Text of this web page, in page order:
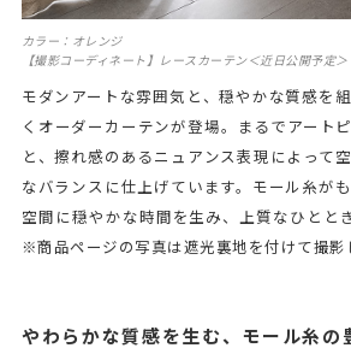
カラー：オレンジ
【撮影コーディネート】レースカーテン＜近日公開予定＞
モダンアートな雰囲気と、穏やかな質感を
くオーダーカーテンが登場。まるでアート
と、擦れ感のあるニュアンス表現によって
なバランスに仕上げています。モール糸が
空間に穏やかな時間を生み、上質なひとと
※商品ページの写真は遮光裏地を付けて撮影
やわらかな質感を生む、モール糸の